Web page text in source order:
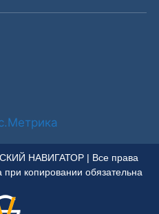
НАВИГАТОР | Все права
копировании обязательна